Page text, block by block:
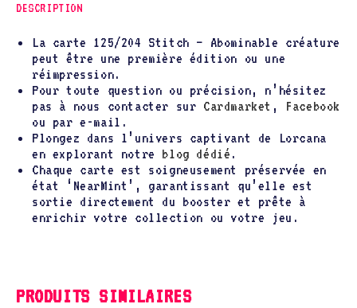
DESCRIPTION
La carte 125/204 Stitch – Abominable créature
peut être une première édition ou une
réimpression.
Pour toute question ou précision, n’hésitez
pas à nous contacter sur Cardmarket , Facebook
ou par e-mail.
Plongez dans l’univers captivant de Lorcana
en explorant notre blog dédié .
Chaque carte est soigneusement préservée en
état ‘NearMint’, garantissant qu’elle est
sortie directement du booster et prête à
enrichir votre collection ou votre jeu.
PRODUITS SIMILAIRES